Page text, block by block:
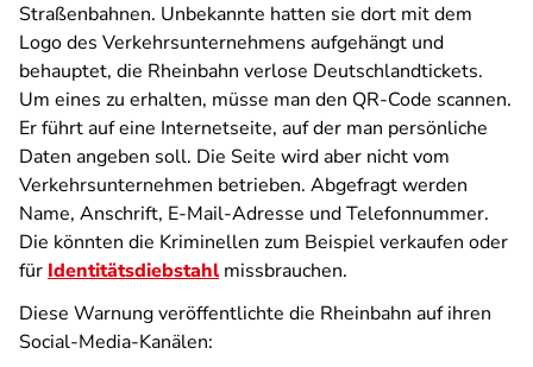
Straßenbahnen. Unbekannte hatten sie dort mit dem
Logo des Verkehrsunternehmens aufgehängt und
behauptet, die Rheinbahn verlose Deutschlandtickets.
Um eines zu erhalten, müsse man den QR-Code scannen.
Er führt auf eine Internetseite, auf der man persönliche
Daten angeben soll. Die Seite wird aber nicht vom
Verkehrsunternehmen betrieben. Abgefragt werden
Name, Anschrift, E-Mail-Adresse und Telefonnummer.
Die könnten die Kriminellen zum Beispiel verkaufen oder
für Identitätsdiebstahlmissbrauchen.
Diese Warnung veröffentlichte die Rheinbahn auf ihren
Social-Media-Kanälen: